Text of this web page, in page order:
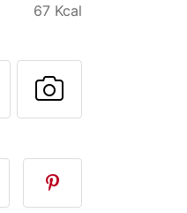
67 Kcal
recette à
cette page
Poser une
Publier